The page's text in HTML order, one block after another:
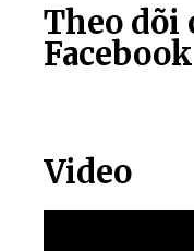
Theo dõi
Facebook
Video